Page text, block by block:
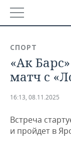
ТАТАРСТАН
НОВОСТИ
АНАЛИТИКА
ДЕКЛАРАЦИИ
НОВОСТИ
СПОРТ
«Ак
матч с
16:13, 08.11.2025
Встреча
и пройдет в